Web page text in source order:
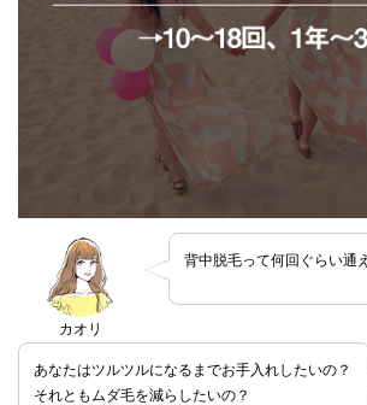
カオリ
背中脱毛って何回ぐらい通
あなたはツルツルになるまでお手入れしたいの？
それともムダ毛を減らしたいの？